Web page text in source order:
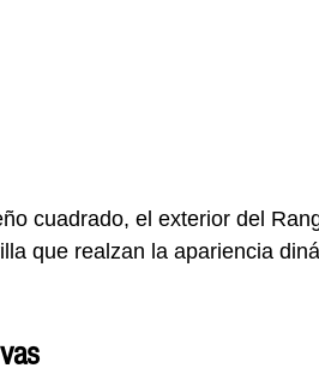
cuadrado, el exterior del
que realzan la apariencia